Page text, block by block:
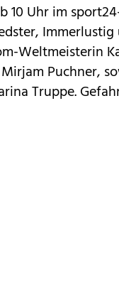
10 Uhr im
Immerlustig
Weltmeisterin
Puchner,
Truppe.